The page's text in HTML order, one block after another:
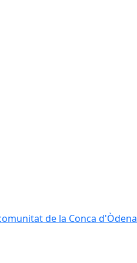
de la Conca d'Òdena